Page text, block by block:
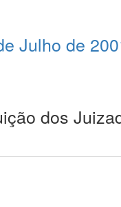
Julho de
dos